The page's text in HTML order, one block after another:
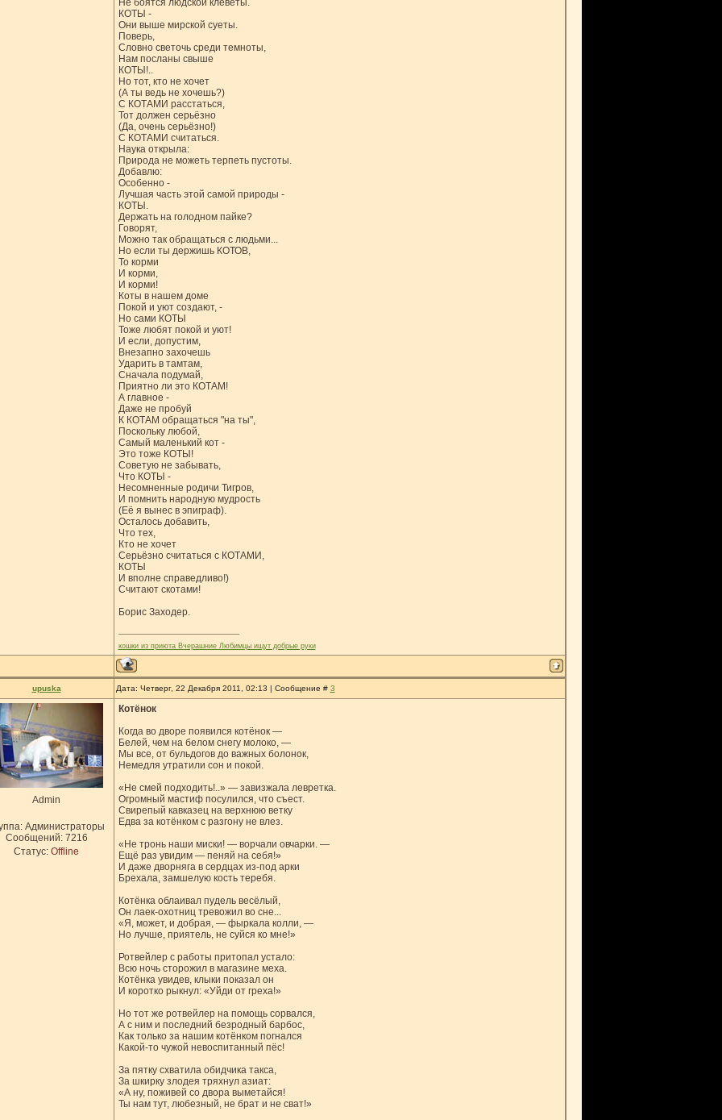
Не боятся людской клеветы.
КОТЫ -
Они выше мирской суеты.
Поверь,
Словно светочь среди темноты,
Нам посланы свыше
КОТЫ!..
Но тот, кто не хочет
(А ты ведь не хочешь?)
С КОТАМИ расстаться,
Тот должен серьёзно
(Да, очень серьёзно!)
С КОТАМИ считаться.
Наука открыла:
Природа не можеть терпеть пустоты.
Добавлю:
Особенно -
Лучшая часть этой самой природы -
КОТЫ.
Держать на голодном пайке?
Говорят,
Можно так обращаться с людьми...
Но если ты держишь КОТОВ,
То корми
И корми,
И корми!
Коты в нашем доме
Покой и уют создают, -
Но сами КОТЫ
Тоже любят покой и уют!
И если, допустим,
Внезапно захочешь
Ударить в тамтам,
Сначала подумай,
Приятно ли это КОТАМ!
А главное -
Даже не пробуй
К КОТАМ обращаться "на ты",
Поскольку любой,
Самый маленький кот -
Это тоже КОТЫ!
Советую не забывать,
Что КОТЫ -
Несомненные родичи Тигров,
И помнить народную мудрость
(Её я вынес в эпиграф).
Осталось добавить,
Что тех,
Кто не хочет
Серьёзно считаться с КОТАМИ,
КОТЫ
И вполне справедливо!)
Считают cкотами!
Борис Заходер.
кошки из приюта Вчерашние Любимцы ищут добрые руки
upuska Дата: Четверг, 22 Декабря 2011, 02:13 | Сообщение # 3
Admin
Администраторы
Сообщений: 7216
Статус: Offline
Котёнок
Когда во дворе появился котёнок —
Белей, чем на белом снегу молоко, —
Мы все, от бульдогов до важных болонок,
Немедля утратили сон и покой.
«Не смей подходить!..» — завизжала левретка.
Огромный мастиф посулился, что съест.
Свирепый кавказец на верхнюю ветку
Едва за котёнком с разгону не влез.
«Не тронь наши миски! — ворчали овчарки. —
Ещё раз увидим — пеняй на себя!»
И даже дворняга в сердцах из-под арки
Брехала, замшелую кость теребя.
Котёнка облаивал пудель весёлый,
Он лаек-охотниц тревожил во сне...
«Я, может, и добрая, — фыркала колли, —
Но лучше, приятель, не суйся ко мне!»
Ротвейлер с работы притопал устало:
Всю ночь сторожил в магазине меха.
Котёнка увидев, клыки показал он
И коротко рыкнул: «Уйди от греха!»
Но тот же ротвейлер на помощь сорвался,
А с ним и последний безродный барбос,
Как только за нашим котёнком погнался
Какой-то чужой невоспитанный пёс!
За пятку схватила обидчика такса,
За шкирку злодея тряхнул азиат:
«А ну, поживей со двора выметайся!
Ты нам тут, любезный, не брат и не сват!»